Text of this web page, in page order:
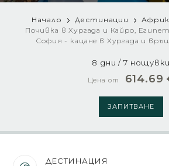
Начало Дестинации
Почивка в Хургада и Кайро,
София - кацане в Хургада и
8 дни / 7 нощувки
Цена от 614.69
ЗАПИТВАНЕ
ДЕСТИНАЦИЯ